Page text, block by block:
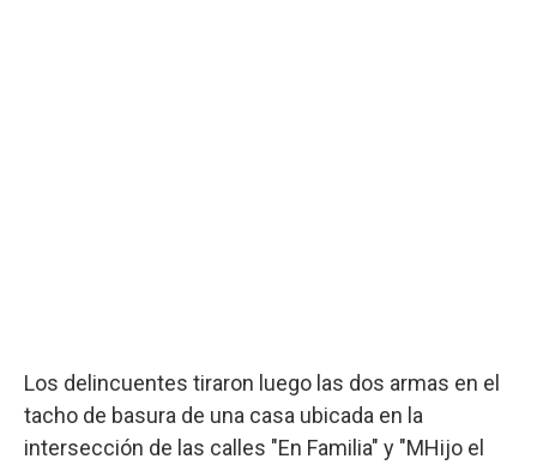
Los delincuentes tiraron luego las dos armas en el
tacho de basura de una casa ubicada en la
intersección de las calles "En Familia" y "MHijo el